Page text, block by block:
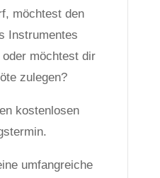
möchtest den
Instrumentes
möchtest dir
zulegen?
kostenlosen
umfangreiche